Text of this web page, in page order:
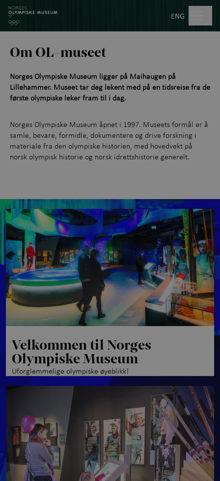
Hopp til hovedinnhold
ENG
Søk
Åpent kl. 10.00–17.00
Billetter
Planlegg besøk
Utstillinger +
Om olympiske leker +
Møter og event +
Om OL-museet +
Kontakt oss
Om OL-museet
Norges Olympiske Museum ligger på Maihaugen på
Lillehammer. Museet tar deg lekent med på en tidsreise fra de
første olympiske leker fram til i dag.
Norges Olympiske Museum åpnet i 1997. Museets formål er å
samle, bevare, formidle, dokumentere og drive forskning i
materiale fra den olympiske historien, med hovedvekt på
norsk olympisk historie og norsk idrettshistorie generelt.
Velkommen til Norges
Olympiske Museum
Uforglemmelige olympiske øyeblikk!